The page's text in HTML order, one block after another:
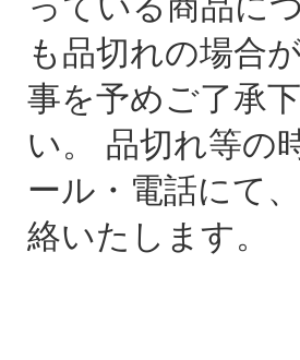
も品切れの場合
事を予めご了承
い。 品切れ等の
ール・電話にて
絡いたします。